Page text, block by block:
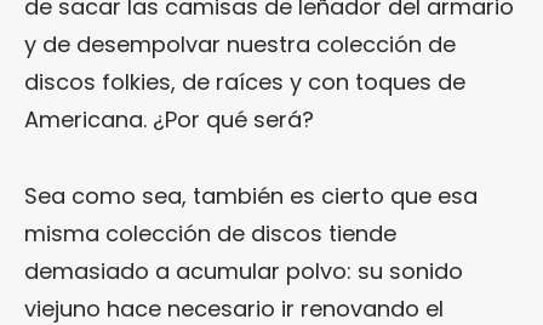
de sacar las camisas de leñador del armario
y de desempolvar nuestra colección de
discos folkies, de raíces y con toques de
Americana. ¿Por qué será?
Sea como sea, también es cierto que esa
misma colección de discos tiende
demasiado a acumular polvo: su sonido
viejuno hace necesario ir renovando el